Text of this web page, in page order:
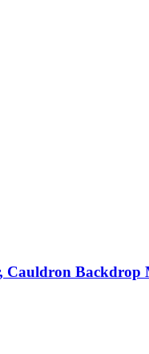
Cauldron